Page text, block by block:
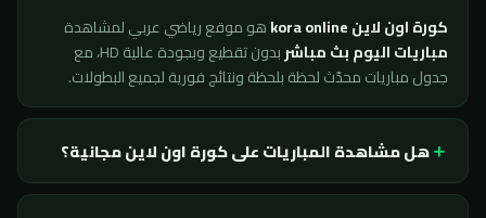
كورة اون لاين kora online
هو موقع رياضي عربي لمشاهدة
مباريات اليوم بث مباشر
بدون تقطيع وبجودة عالية HD، مع
جدول مباريات محدّث لحظة بلحظة ونتائج فورية لجميع البطولات.
هل مشاهدة المباريات على كورة اون لاين مجانية؟